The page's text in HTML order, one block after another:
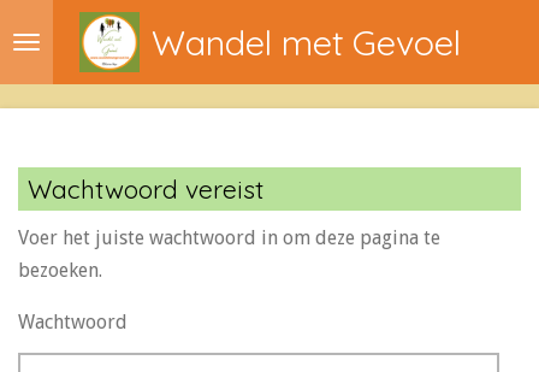
Wandel met Gevoel
Wachtwoord vereist
Voer het juiste wachtwoord in om deze pagina te
bezoeken.
Wachtwoord